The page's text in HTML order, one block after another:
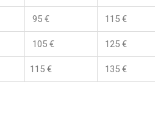
95 € 115 €
105 € 125 €
115 € 135 €